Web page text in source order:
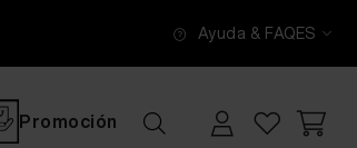
Ayuda & FAQES
Promoción